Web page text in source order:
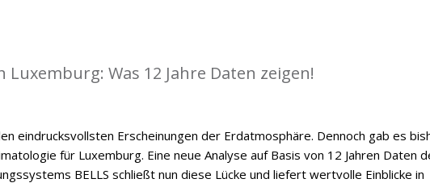
Was 12 Jahre Daten zeigen!
eindrucksvollsten Erscheinungen der Erdatmosphäre. Dennoch gab es
für Luxemburg. Eine neue Analyse auf Basis von 12 Jahren Daten
BELLS schließt nun diese Lücke und liefert wertvolle Einblicke in